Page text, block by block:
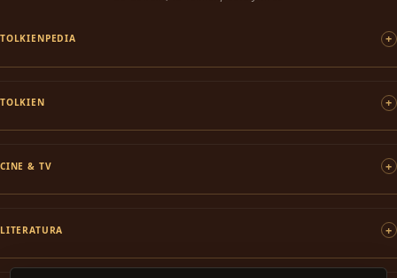
TOLKIENPEDIA
TOLKIEN
CINE & TV
LITERATURA